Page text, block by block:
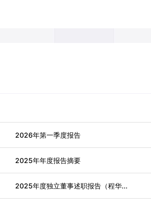
2026年第一季度报告
2025年年度报告摘要
2025年度独立董事述职报告（程华...